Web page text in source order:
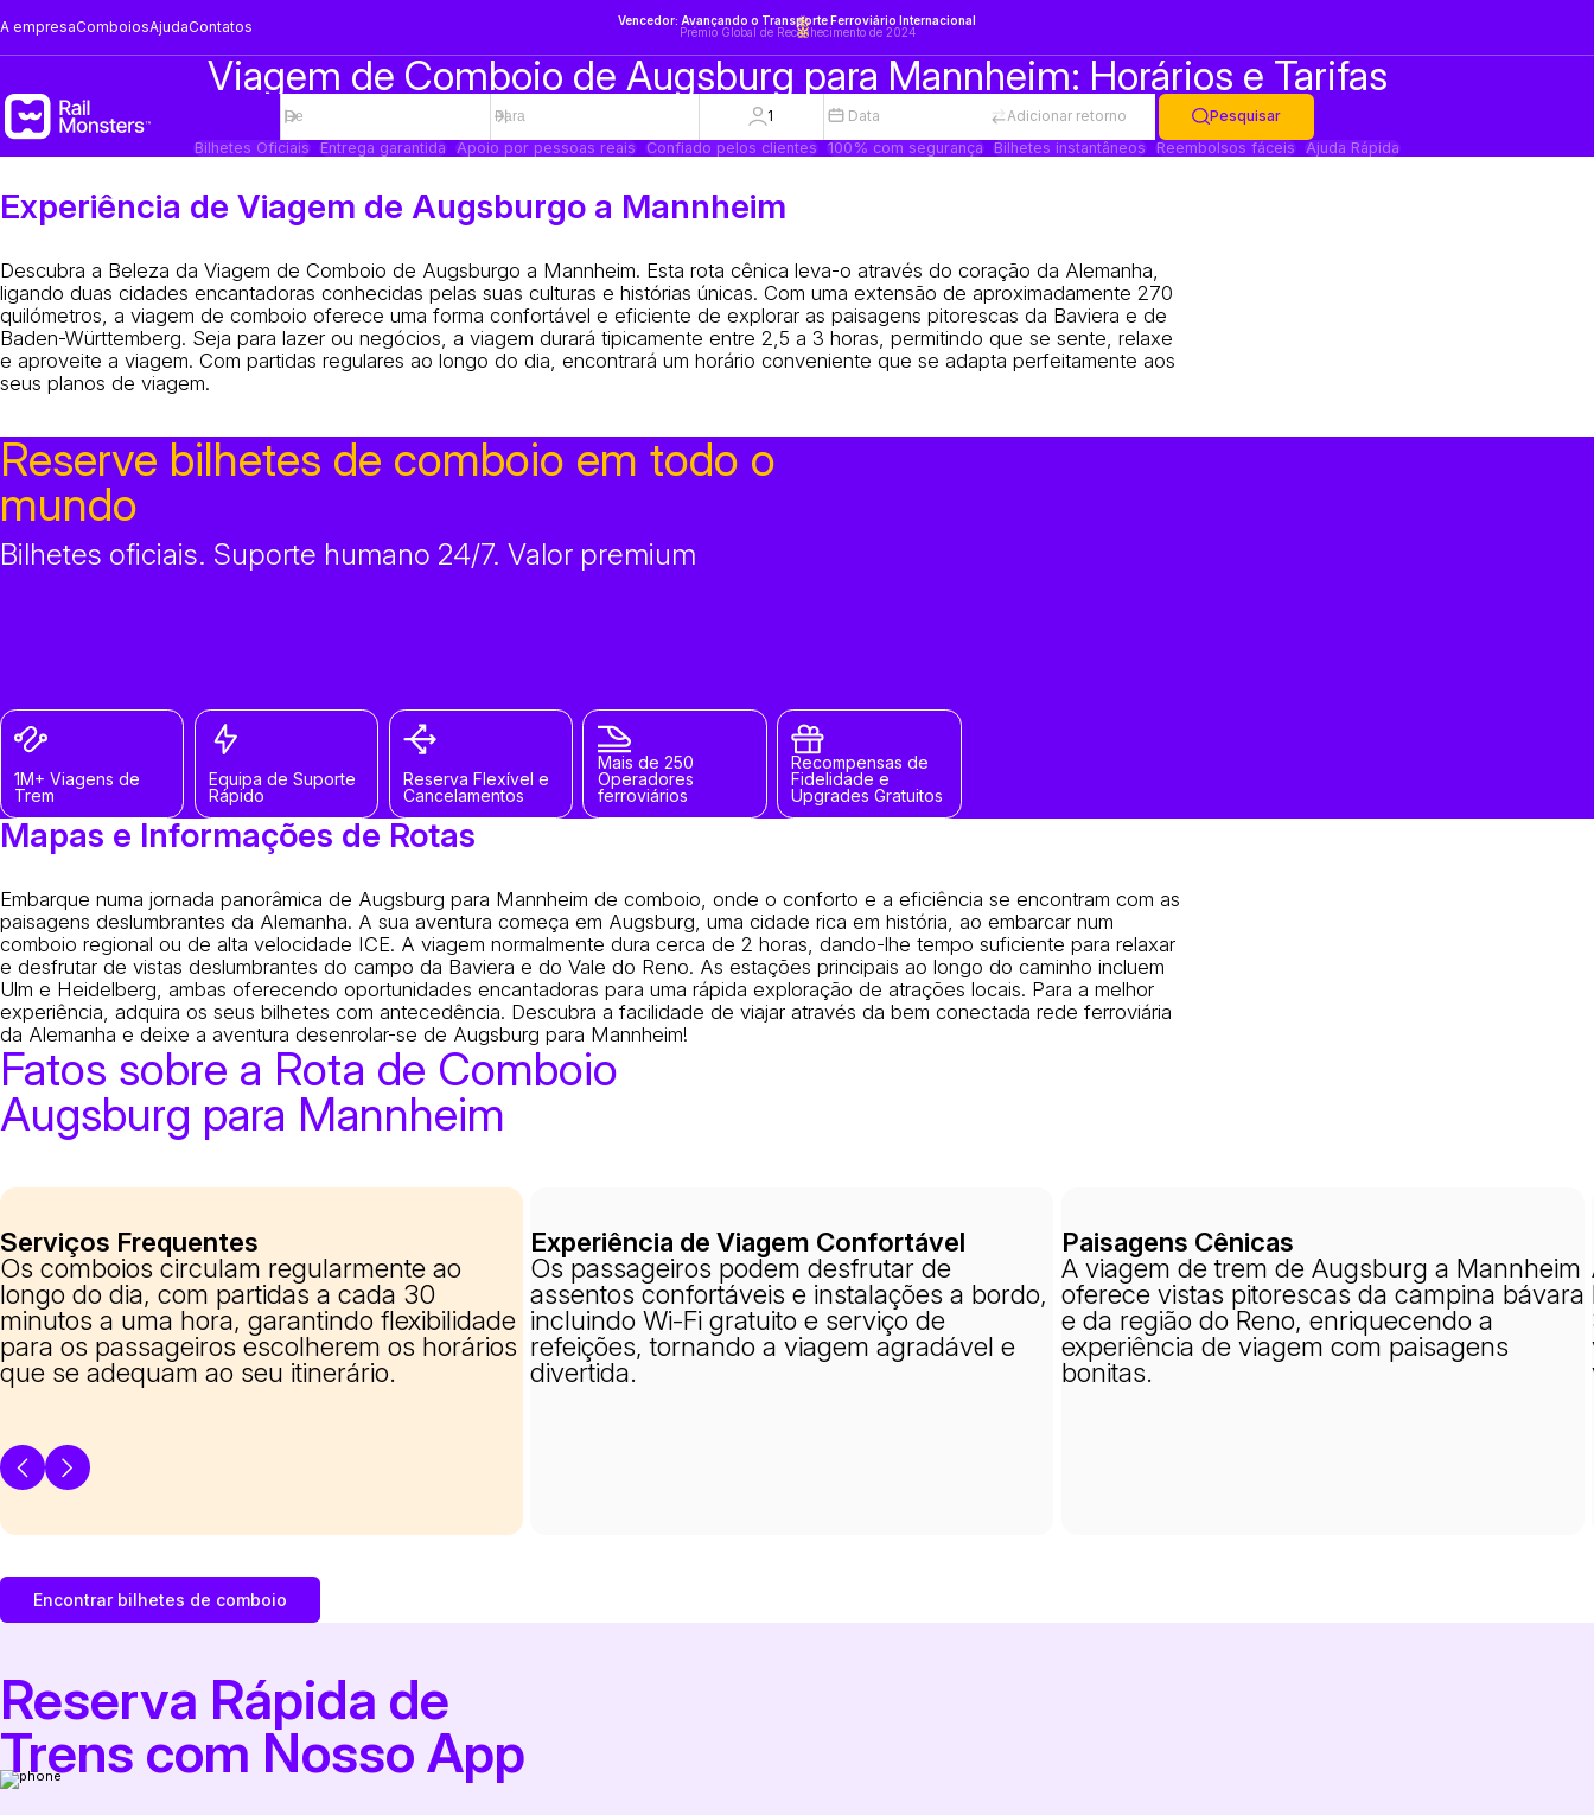
A empresaComboiosAjudaContatos
Vencedor: Avançando o Transporte Ferroviário Internacional
Prémio Global de Reconhecimento de 2024
Viagem de Comboio de Augsburg para Mannheim: Horários e Tarifas
1 Data Adicionar retorno
Pesquisar
Bilhetes Oficiais
Entrega garantida Apoio por pessoas reais Confiado pelos clientes 100% com segurança Bilhetes instantâneos Reembolsos fáceis Ajuda Rápida
Experiência de Viagem de Augsburgo a Mannheim
Descubra a Beleza da Viagem de Comboio de Augsburgo a Mannheim. Esta rota cênica leva-o através do coração da Alemanha,
ligando duas cidades encantadoras conhecidas pelas suas culturas e histórias únicas. Com uma extensão de aproximadamente 270
quilómetros, a viagem de comboio oferece uma forma confortável e eficiente de explorar as paisagens pitorescas da Baviera e de
Baden-Württemberg. Seja para lazer ou negócios, a viagem durará tipicamente entre 2,5 a 3 horas, permitindo que se sente, relaxe
e aproveite a viagem. Com partidas regulares ao longo do dia, encontrará um horário conveniente que se adapta perfeitamente aos
seus planos de viagem.
Reserve bilhetes de comboio em todo o
mundo
Bilhetes oficiais. Suporte humano 24/7. Valor premium
1M+ Viagens de
Trem
Equipa de Suporte
Rápido
Reserva Flexível e
Cancelamentos
Mais de 250
Operadores
ferroviários
Recompensas de
Fidelidade e
Upgrades Gratuitos
Mapas e Informações de Rotas
Embarque numa jornada panorâmica de Augsburg para Mannheim de comboio, onde o conforto e a eficiência se encontram com as
paisagens deslumbrantes da Alemanha. A sua aventura começa em Augsburg, uma cidade rica em história, ao embarcar num
comboio regional ou de alta velocidade ICE. A viagem normalmente dura cerca de 2 horas, dando-lhe tempo suficiente para relaxar
e desfrutar de vistas deslumbrantes do campo da Baviera e do Vale do Reno. As estações principais ao longo do caminho incluem
Ulm e Heidelberg, ambas oferecendo oportunidades encantadoras para uma rápida exploração de atrações locais. Para a melhor
experiência, adquira os seus bilhetes com antecedência. Descubra a facilidade de viajar através da bem conectada rede ferroviária
da Alemanha e deixe a aventura desenrolar-se de Augsburg para Mannheim!
Fatos sobre a Rota de Comboio
Augsburg para Mannheim
Serviços Frequentes
Os comboios circulam regularmente ao
longo do dia, com partidas a cada 30
minutos a uma hora, garantindo flexibilidade
para os passageiros escolherem os horários
que se adequam ao seu itinerário.
Experiência de Viagem Confortável
Os passageiros podem desfrutar de
assentos confortáveis e instalações a bordo,
incluindo Wi-Fi gratuito e serviço de
refeições, tornando a viagem agradável e
divertida.
Paisagens Cênicas
A viagem de trem de Augsburg a Mannheim
oferece vistas pitorescas da campina bávara
e da região do Reno, enriquecendo a
experiência de viagem com paisagens
bonitas.
Encontrar bilhetes de comboio
Reserva Rápida de
Trens com Nosso App